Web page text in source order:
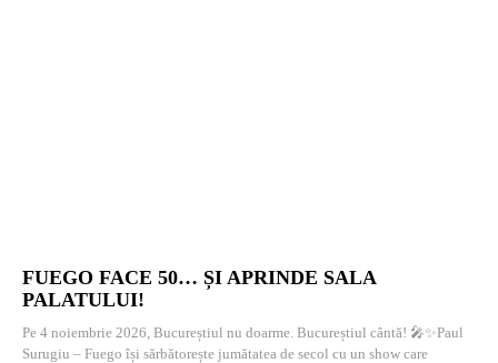
FUEGO FACE 50… ȘI APRINDE SALA
PALATULUI!
Pe 4 noiembrie 2026, Bucureștiul nu doarme. Bucureștiul cântă! 🎤✨Paul
Surugiu – Fuego își sărbătorește jumătatea de secol cu un show care